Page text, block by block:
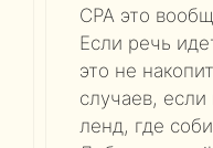
CPA это
Если речь
это не
случаев,
ленд, где